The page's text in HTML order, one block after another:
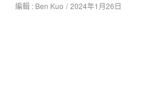
編輯 : Ben Kuo / 2024年1月26日